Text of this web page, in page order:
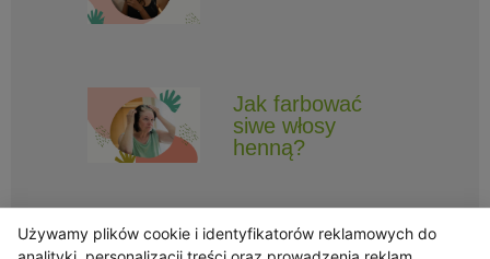
Jak farbować
siwe włosy
henną?
Używamy plików cookie i identyfikatorów reklamowych do